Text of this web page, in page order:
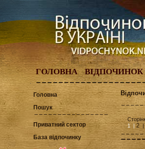
ГОЛОВНА ВІДПОЧИНОК
Головна
Пошук
Приватний сектор
База відпочинку
1 | 2|